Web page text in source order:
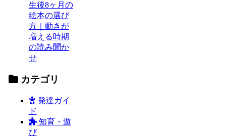
生後8ヶ月の
絵本の選び
方｜動きが
増える時期
の読み聞か
せ
カテゴリ
発達ガイ
ド
知育・遊
び